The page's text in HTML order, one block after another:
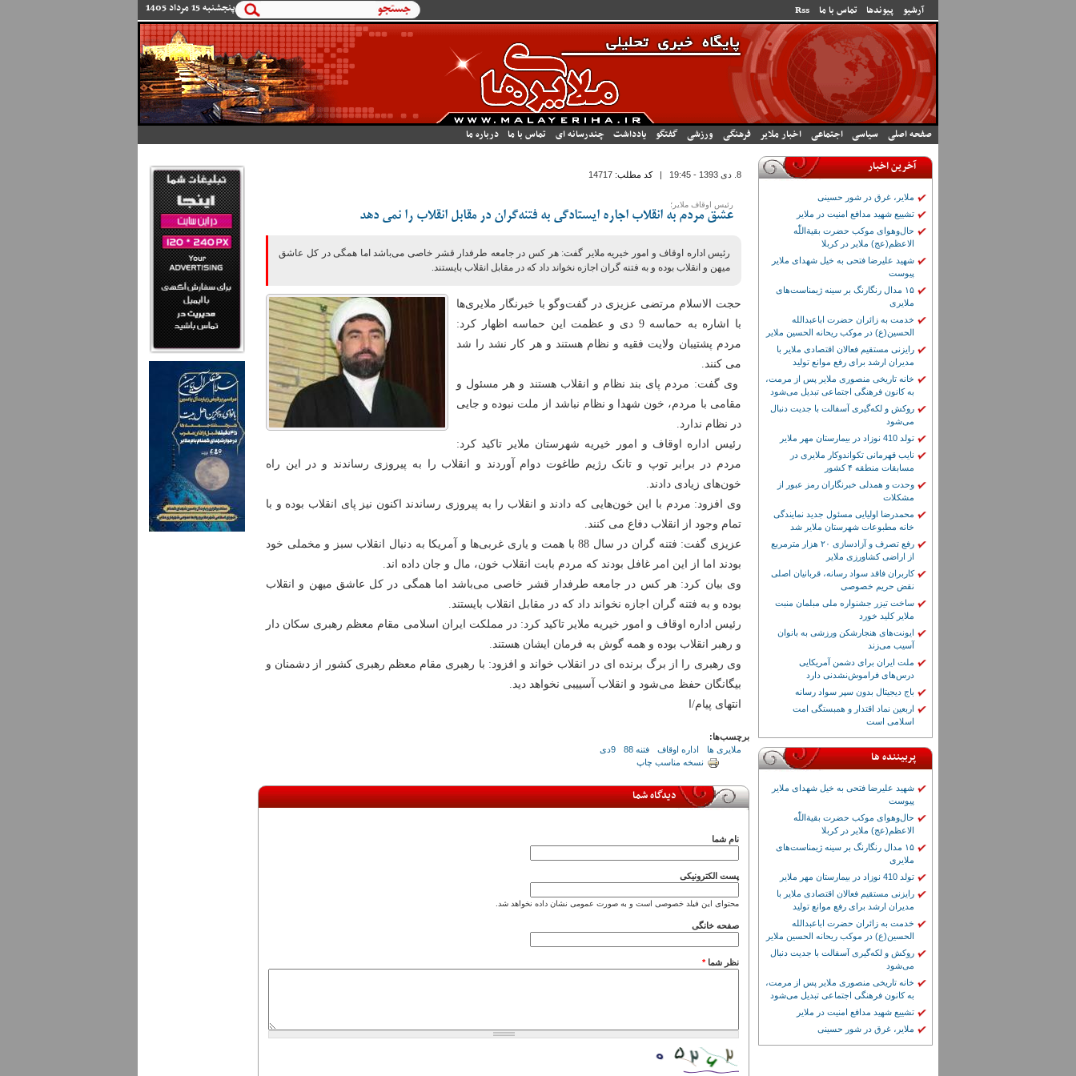
آرشیو پیوندها تماس با ما Rss پنجشنبه 15 مرداد 1405 فرم جستجو
جستجو
صفحه اصلی سیاسی اجتماعی اخبار ملایر فرهنگی ورزشی گفتگو یادداشت چندرسانه ای تماس با ما درباره ما
8. دى 1393 - 19:45 |کد مطلب:14717
رئیس اوقاف ملایر؛
عشق مردم به انقلاب اجاره ایستادگی به فتنه‌گران در مقابل انقلاب را نمی دهد
رئیس اداره اوقاف و امور خیریه ملایر گفت: هر کس در جامعه طرفدار قشر خاصی می‌باشد اما همگی در کل عاشق
میهن و انقلاب بوده و به فتنه گران اجازه نخواند داد که در مقابل انقلاب بایستند.
حجت الاسلام مرتضی عزیزی در گفت‌و‌گو با خبرنگار ملایری‌ها
با اشاره به حماسه 9 دی و عظمت این حماسه اظهار کرد:
مردم پشتیبان ولایت فقیه و نظام هستند و هر کار نشد را شد
می کنند.
وی گفت: مردم پای بند نظام و انقلاب هستند و هر مسئول و
مقامی با مردم، خون شهدا و نظام نباشد از ملت نبوده و جایی
در نظام ندارد.
رئیس اداره اوقاف و امور خیریه شهرستان ملایر تاکید کرد:
مردم در برابر توپ و تانک رژیم طاغوت دوام آوردند و انقلاب را به پیروزی رساندند و در این راه
خون‌های زیادی دادند.
وی افزود: مردم با این خون‌هایی که دادند و انقلاب را به پیروزی رساندند اکنون نیز پای انقلاب بوده و با
تمام وجود از انقلاب دفاع می کنند.
عزیزی گفت: فتنه گران در سال 88 با همت و یاری غربی‌ها و آمریکا به دنبال انقلاب سبز و مخملی خود
بودند اما از این امر غافل بودند که مردم بابت انقلاب خون، مال و جان داده اند.
وی بیان کرد: هر کس در جامعه طرفدار قشر خاصی می‌باشد اما همگی در کل عاشق میهن و انقلاب
بوده و به فتنه گران اجازه نخواند داد که در مقابل انقلاب بایستند.
رئیس اداره اوقاف و امور خیریه ملایر تاکید کرد: در مملکت ایران اسلامی مقام معظم رهبری سکان دار
و رهبر انقلاب بوده و همه گوش به فرمان ایشان هستند.
وی رهبری را از برگ برنده ای در انقلاب خواند و افزود: با رهبری مقام معظم رهبری کشور از دشمنان و
بیگانگان حفظ می‌شود و انقلاب آسییبی نخواهد دید.
انتهای پیام/ا
برچسب‌ها:
ملایری ها
اداره اوقاف فتنه 88
9دی
نسخه مناسب چاپ
دیدگاه شما
نام شما
پست الکترونیکی
محتوای این فیلد خصوصی است و به صورت عمومی نشان داده نخواهد شد.
صفحه خانگی
نظر شما*
آخرین اخبار
ملایر، غرق در شور حسینی
تشییع شهید مدافع امنیت در ملایر
حال‌وهوای موکب حضرت بقیة‌اللّٰه
الاعظم(عج) ملایر در کربلا
شهید علیرضا فتحی به خیل شهدای ملایر
پیوست
۱۵ مدال رنگارنگ بر سینه ژیمناست‌های
ملایری
خدمت به زائران حضرت اباعبدالله
الحسین(ع) در موکب ریحانه الحسین ملایر
رایزنی مستقیم فعالان اقتصادی ملایر با
مدیران ارشد برای رفع موانع تولید
خانه تاریخی منصوری ملایر پس از مرمت،
به کانون فرهنگی اجتماعی تبدیل می‌شود
روکش و لکه‌گیری آسفالت با جدیت دنبال
می‌شود
تولد 410 نوزاد در بیمارستان مهر ملایر
نایب قهرمانی تکواندوکار ملایری در
مسابقات منطقه ۴ کشور
وحدت و همدلی خبرنگاران رمز عبور از
مشکلات
محمدرضا اولیایی مسئول جدید نمایندگی
خانه مطبوعات شهرستان ملایر شد
رفع تصرف و آزادسازی ۲۰ هزار مترمربع
از اراضی کشاورزی ملایر
کاربران فاقد سواد رسانه، قربانیان اصلی
نقض حریم خصوصی
ساخت تیزر جشنواره ملی مبلمان منبت
ملایر کلید خورد
ایونت‌های هنجارشکن ورزشی به بانوان
آسیب می‌زند
ملت ایران برای دشمن آمریکایی
درس‌های فراموش‌نشدنی دارد
باج دیجیتال بدون سپر سواد رسانه
اربعین نماد اقتدار و همبستگی امت
اسلامی است
پربیننده ها
شهید علیرضا فتحی به خیل شهدای ملایر
پیوست
حال‌وهوای موکب حضرت بقیة‌اللّٰه
الاعظم(عج) ملایر در کربلا
۱۵ مدال رنگارنگ بر سینه ژیمناست‌های
ملایری
تولد 410 نوزاد در بیمارستان مهر ملایر
رایزنی مستقیم فعالان اقتصادی ملایر با
مدیران ارشد برای رفع موانع تولید
خدمت به زائران حضرت اباعبدالله
الحسین(ع) در موکب ریحانه الحسین ملایر
روکش و لکه‌گیری آسفالت با جدیت دنبال
می‌شود
خانه تاریخی منصوری ملایر پس از مرمت،
به کانون فرهنگی اجتماعی تبدیل می‌شود
تشییع شهید مدافع امنیت در ملایر
ملایر، غرق در شور حسینی